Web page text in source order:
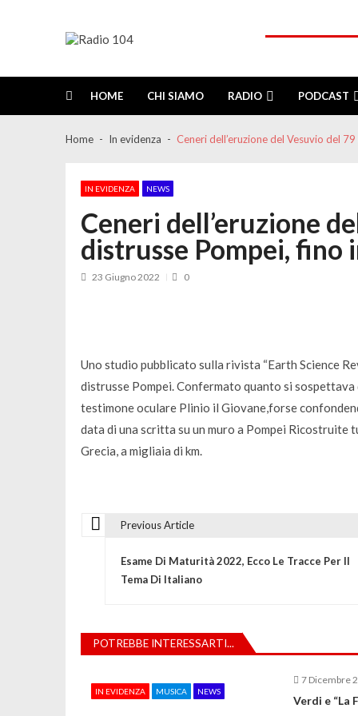
HOME CHI SIAMO RADIO PODCAST
Home In evidenza Ceneri dell’eruzione del Vesuvio del
IN EVIDENZA NEWS
Ceneri dell’eruzione
distrusse Pompei, fino
23 Giugno 2022 0
Uno studio pubblicato sulla rivista “Earth Science
distrusse Pompei. Confermato quanto si sospettava
testimone oculare Plinio il Giovane,forse
data di una scritta su un muro a Pompei Ricostruite
Grecia, a migliaia di km.
v
i
g
Previous Article
Esame Di Maturità 2022, Ecco Le Tracce Per Il
Tema Di Italiano
POTREBBE INTERESSARTI...
IN EVIDENZA MUSICA NEWS
7 Dicembre
Verdi e “La